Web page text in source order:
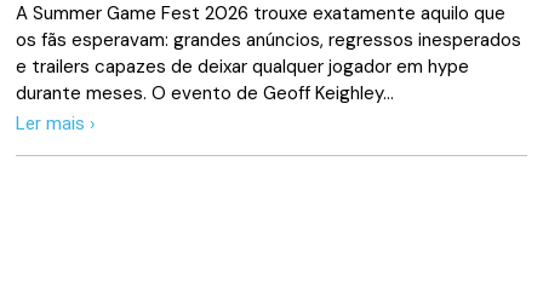
A Summer Game Fest 2026 trouxe exatamente aquilo que
os fãs esperavam: grandes anúncios, regressos inesperados
e trailers capazes de deixar qualquer jogador em hype
durante meses. O evento de Geoff Keighley…
Ler mais ›